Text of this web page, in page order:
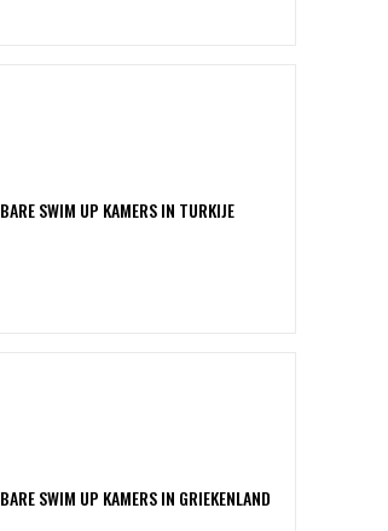
SWIM UP KAMERS IN TURKIJE
SWIM UP KAMERS IN GRIEKENLAND